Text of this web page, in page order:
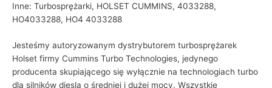
Inne: Turbosprężarki, HOLSET CUMMINS, 4033288,
HO4033288, HO4 4033288
Jesteśmy autoryzowanym dystrybutorem turbosprężarek
Holset firmy Cummins Turbo Technologies, jedynego
producenta skupiającego się wyłącznie na technologiach turbo
dla silników diesla o średniej i dużej mocy. Wszystkie